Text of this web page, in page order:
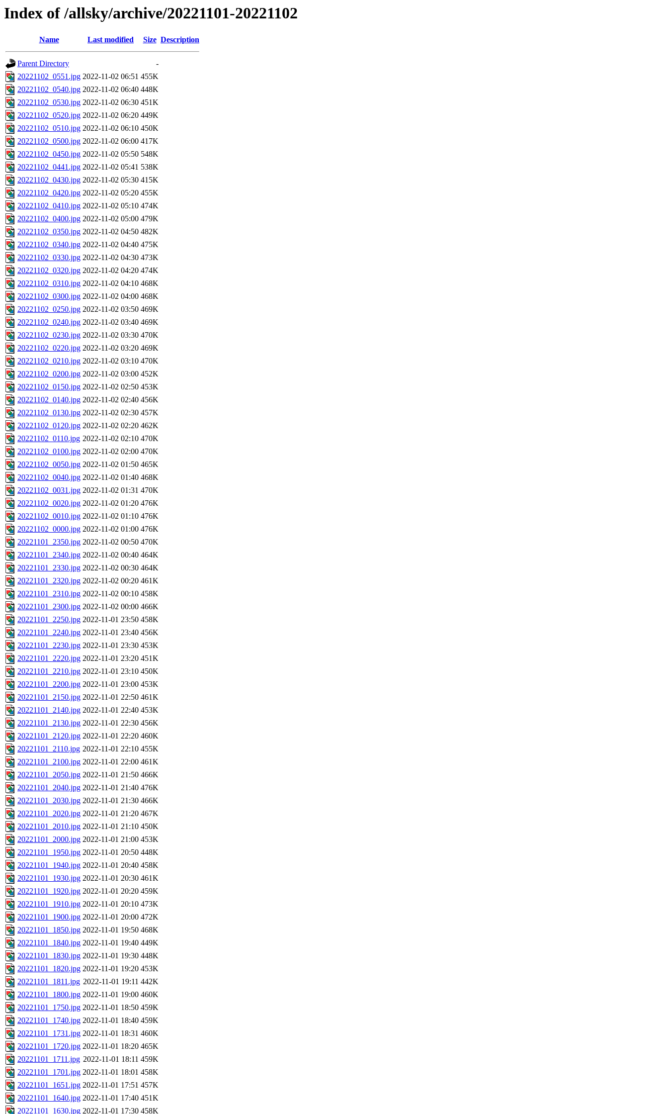
Index of /allsky/archive/20221101-20221102
Name Last modified Size Description
Parent Directory
-
20221102_0551.jpg 2022-11-02 06:51 455K
20221102_0540.jpg 2022-11-02 06:40 448K
20221102_0530.jpg 2022-11-02 06:30 451K
20221102_0520.jpg 2022-11-02 06:20 449K
20221102_0510.jpg 2022-11-02 06:10 450K
20221102_0500.jpg 2022-11-02 06:00 417K
20221102_0450.jpg 2022-11-02 05:50 548K
20221102_0441.jpg 2022-11-02 05:41 538K
20221102_0430.jpg 2022-11-02 05:30 415K
20221102_0420.jpg 2022-11-02 05:20 455K
20221102_0410.jpg 2022-11-02 05:10 474K
20221102_0400.jpg 2022-11-02 05:00 479K
20221102_0350.jpg 2022-11-02 04:50 482K
20221102_0340.jpg 2022-11-02 04:40 475K
20221102_0330.jpg 2022-11-02 04:30 473K
20221102_0320.jpg 2022-11-02 04:20 474K
20221102_0310.jpg 2022-11-02 04:10 468K
20221102_0300.jpg 2022-11-02 04:00 468K
20221102_0250.jpg 2022-11-02 03:50 469K
20221102_0240.jpg 2022-11-02 03:40 469K
20221102_0230.jpg 2022-11-02 03:30 470K
20221102_0220.jpg 2022-11-02 03:20 469K
20221102_0210.jpg 2022-11-02 03:10 470K
20221102_0200.jpg 2022-11-02 03:00 452K
20221102_0150.jpg 2022-11-02 02:50 453K
20221102_0140.jpg 2022-11-02 02:40 456K
20221102_0130.jpg 2022-11-02 02:30 457K
20221102_0120.jpg 2022-11-02 02:20 462K
20221102_0110.jpg 2022-11-02 02:10 470K
20221102_0100.jpg 2022-11-02 02:00 470K
20221102_0050.jpg 2022-11-02 01:50 465K
20221102_0040.jpg 2022-11-02 01:40 468K
20221102_0031.jpg 2022-11-02 01:31 470K
20221102_0020.jpg 2022-11-02 01:20 476K
20221102_0010.jpg 2022-11-02 01:10 476K
20221102_0000.jpg 2022-11-02 01:00 476K
20221101_2350.jpg 2022-11-02 00:50 470K
20221101_2340.jpg 2022-11-02 00:40 464K
20221101_2330.jpg 2022-11-02 00:30 464K
20221101_2320.jpg 2022-11-02 00:20 461K
20221101_2310.jpg 2022-11-02 00:10 458K
20221101_2300.jpg 2022-11-02 00:00 466K
20221101_2250.jpg 2022-11-01 23:50 458K
20221101_2240.jpg 2022-11-01 23:40 456K
20221101_2230.jpg 2022-11-01 23:30 453K
20221101_2220.jpg 2022-11-01 23:20 451K
20221101_2210.jpg 2022-11-01 23:10 450K
20221101_2200.jpg 2022-11-01 23:00 453K
20221101_2150.jpg 2022-11-01 22:50 461K
20221101_2140.jpg 2022-11-01 22:40 453K
20221101_2130.jpg 2022-11-01 22:30 456K
20221101_2120.jpg 2022-11-01 22:20 460K
20221101_2110.jpg 2022-11-01 22:10 455K
20221101_2100.jpg 2022-11-01 22:00 461K
20221101_2050.jpg 2022-11-01 21:50 466K
20221101_2040.jpg 2022-11-01 21:40 476K
20221101_2030.jpg 2022-11-01 21:30 466K
20221101_2020.jpg 2022-11-01 21:20 467K
20221101_2010.jpg 2022-11-01 21:10 450K
20221101_2000.jpg 2022-11-01 21:00 453K
20221101_1950.jpg 2022-11-01 20:50 448K
20221101_1940.jpg 2022-11-01 20:40 458K
20221101_1930.jpg 2022-11-01 20:30 461K
20221101_1920.jpg 2022-11-01 20:20 459K
20221101_1910.jpg 2022-11-01 20:10 473K
20221101_1900.jpg 2022-11-01 20:00 472K
20221101_1850.jpg 2022-11-01 19:50 468K
20221101_1840.jpg 2022-11-01 19:40 449K
20221101_1830.jpg 2022-11-01 19:30 448K
20221101_1820.jpg 2022-11-01 19:20 453K
20221101_1811.jpg 2022-11-01 19:11 442K
20221101_1800.jpg 2022-11-01 19:00 460K
20221101_1750.jpg 2022-11-01 18:50 459K
20221101_1740.jpg 2022-11-01 18:40 459K
20221101_1731.jpg 2022-11-01 18:31 460K
20221101_1720.jpg 2022-11-01 18:20 465K
20221101_1711.jpg 2022-11-01 18:11 459K
20221101_1701.jpg 2022-11-01 18:01 458K
20221101_1651.jpg 2022-11-01 17:51 457K
20221101_1640.jpg 2022-11-01 17:40 451K
20221101_1630.jpg 2022-11-01 17:30 458K